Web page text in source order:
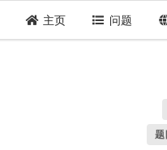
主页 问题
题